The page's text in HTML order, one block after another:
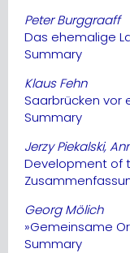
Peter Burggraaff
Das ehemalige
Summary
Klaus Fehn
Saarbrücken vor
Summary
Jerzy Piekalski,
Development of
Georg Mölich
»Gemeinsame
Summary